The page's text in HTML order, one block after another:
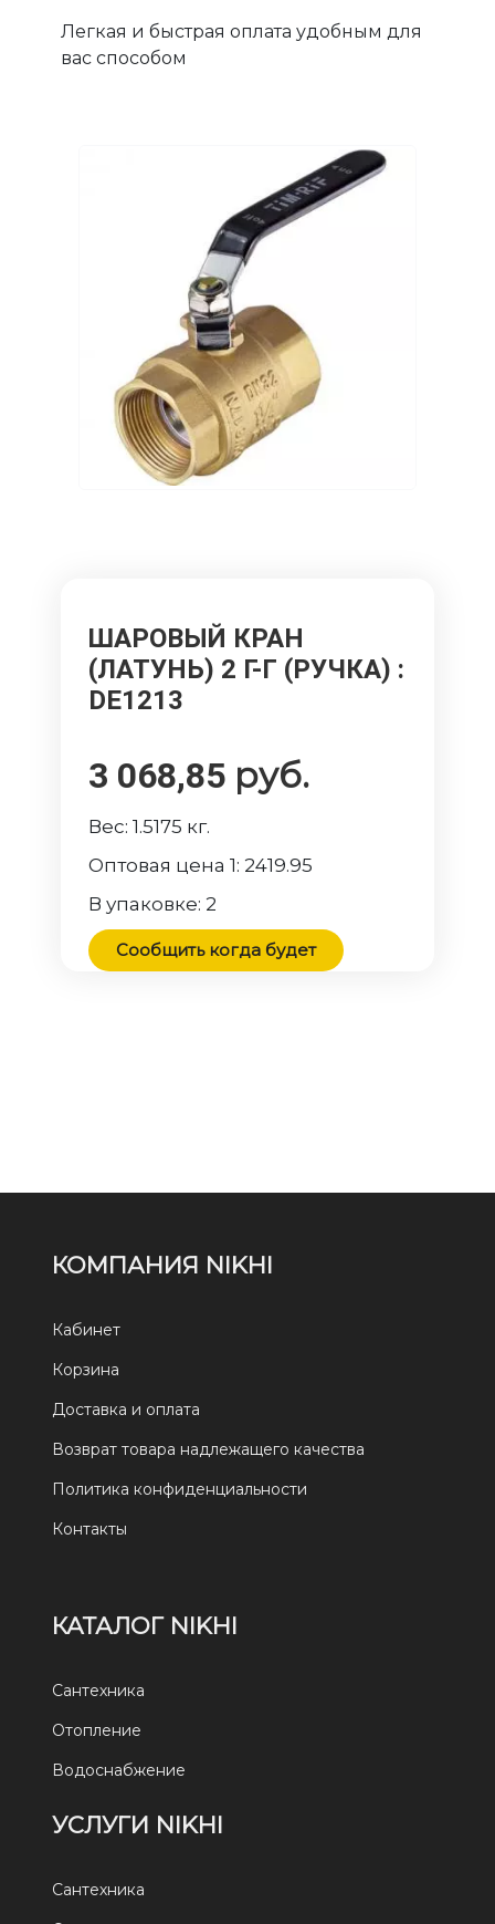
Легкая и быстрая оплата удобным для
вас способом
ШАРОВЫЙ КРАН
(ЛАТУНЬ) 2 Г-Г (РУЧКА) :
DE1213
3 068,85 руб.
Вес:1.5175 кг.
Оптовая цена 1: 2419.95
В упаковке: 2
Сообщить когда будет
КОМПАНИЯ NIKHI
Кабинет
Корзина
Доставка и оплата
Возврат товара надлежащего качества
Политика конфиденциальности
Контакты
КАТАЛОГ NIKHI
Сантехника
Отопление
Водоснабжение
УСЛУГИ NIKHI
Сантехника